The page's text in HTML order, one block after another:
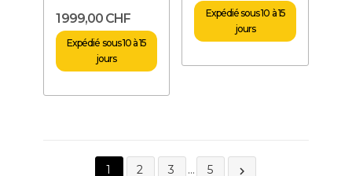
1 999,00 CHF
Expédié sous 10 à 15
jours
Expédié sous 10 à 15
jours
1 2 3 … 5 